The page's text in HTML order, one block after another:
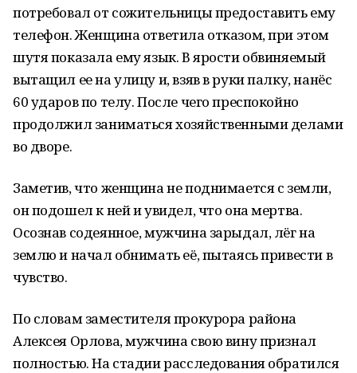
потребовал от сожительницы предоставить ему
телефон. Женщина ответила отказом, при этом
шутя показала ему язык. В ярости обвиняемый
вытащил ее на улицу и, взяв в руки палку, нанёс
60 ударов по телу. После чего преспокойно
продолжил заниматься хозяйственными делами
во дворе.
Заметив, что женщина не поднимается с земли,
он подошел к ней и увидел, что она мертва.
Осознав содеянное, мужчина зарыдал, лёг на
землю и начал обнимать её, пытаясь привести в
чувство.
По словам заместителя прокурора района
Алексея Орлова, мужчина свою вину признал
полностью. На стадии расследования обратился